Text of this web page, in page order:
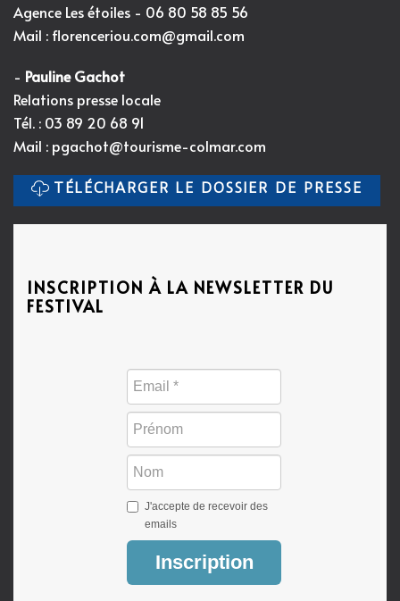
Agence Les étoiles - 06 80 58 85 56
Mail : florenceriou.com@gmail.com
- Pauline Gachot
Relations presse locale
Tél. : 03 89 20 68 91
Mail : pgachot@tourisme-colmar.com
TÉLÉCHARGER LE DOSSIER DE PRESSE
INSCRIPTION À LA NEWSLETTER DU
FESTIVAL
J'accepte de recevoir des
emails
Inscription